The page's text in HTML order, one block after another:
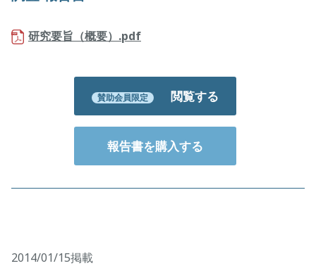
研究要旨（概要）.pdf
賛助会員限定 閲覧する
報告書を購入する
2014/01/15掲載